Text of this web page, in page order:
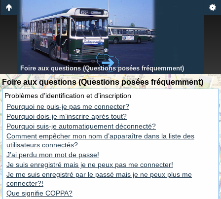
Foire aux questions (Questions posées fréquemment)
Foire aux questions (Questions posées fréquemment)
Problèmes d’identification et d’inscription
Pourquoi ne puis-je pas me connecter?
Pourquoi dois-je m’inscrire après tout?
Pourquoi suis-je automatiquement déconnecté?
Comment empêcher mon nom d’apparaître dans la liste des
utilisateurs connectés?
J’ai perdu mon mot de passe!
Je suis enregistré mais je ne peux pas me connecter!
Je me suis enregistré par le passé mais je ne peux plus me
connecter?!
Que signifie COPPA?